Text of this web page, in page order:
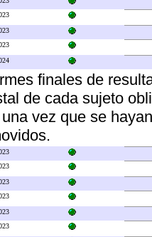
finales de
de cada sujeto
vez que se